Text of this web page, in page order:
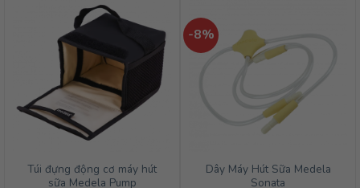
Túi đựng động cơ máy hút
sữa Medela Pump
-8%
Dây Máy Hút Sữa Medela
Sonata